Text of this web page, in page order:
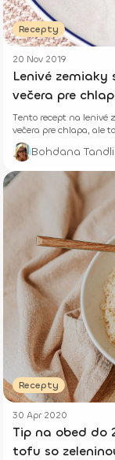
Recepty
20 Nov 2019
Lenivé
večera pre
Tento recept na lenivé
večera pre chlapa, ale
Bohdana
Recepty
30 Apr 2020
Tip na obed do
tofu so